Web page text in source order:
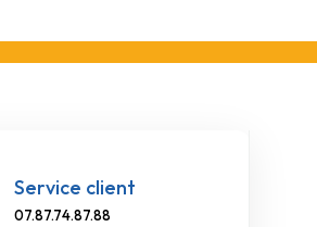
Service client
07.87.74.87.88